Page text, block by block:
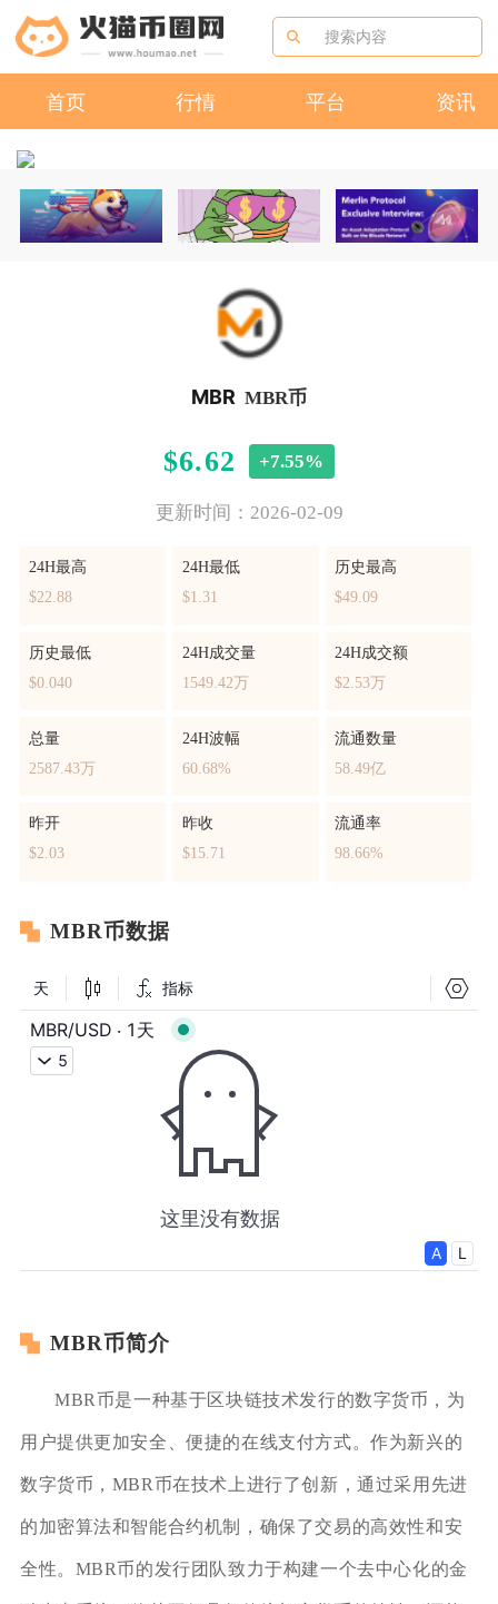
首页 行情 平台 资讯
MBR MBR币
$6.62 +7.55%
更新时间：2026-02-09
24H最高
$22.88
24H最低
$1.31
历史最高
$49.09
历史最低
$0.040
24H成交量
1549.42万
24H成交额
$2.53万
总量
2587.43万
24H波幅
60.68%
流通数量
58.49亿
昨开
$2.03
昨收
$15.71
流通率
98.66%
MBR币数据
MBR币简介
MBR币是一种基于区块链技术发行的数字货币，为
用户提供更加安全、便捷的在线支付方式。作为新兴的
数字货币，MBR币在技术上进行了创新，通过采用先进
的加密算法和智能合约机制，确保了交易的高效性和安
全性。MBR币的发行团队致力于构建一个去中心化的金